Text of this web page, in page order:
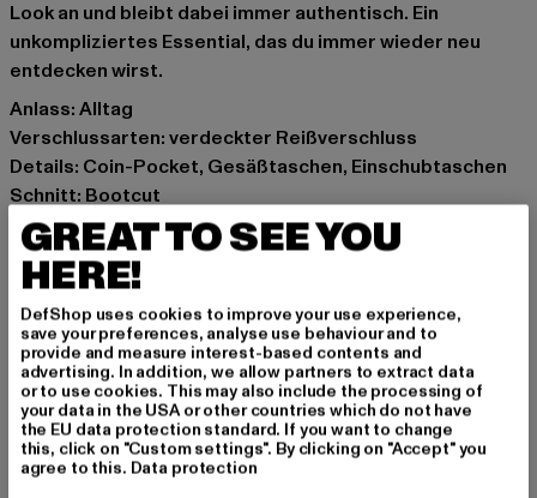
Look an und bleibt dabei immer authentisch. Ein
unkompliziertes Essential, das du immer wieder neu
entdecken wirst.
Anlass: Alltag
Verschlussarten: verdeckter Reißverschluss
Details: Coin-Pocket, Gesäßtaschen, Einschubtaschen
Schnitt: Bootcut
Marke: DEF
Kat.: Bekleidung
Farbe: schwarz
Hersteller Farbe: black
Materialzusammensetzung: 98% Baumwolle, 2%
Elasthan
Art.Nr: DFLJS192-00007
Hersteller: TB International GmbH |info@tbint.de
Dr.-Robert-Murjahn-Straße 7 | 64372 Ober-Ramstadt |
GREAT TO SEE YOU
HERE!
DefShop uses cookies to improve your use experience,
save your preferences, analyse use behaviour and to
provide and measure interest-based contents and
advertising. In addition, we allow partners to extract data
or to use cookies. This may also include the processing of
your data in the USA or other countries which do not have
the EU data protection standard. If you want to change
this, click on "Custom settings". By clicking on "Accept" you
agree to this. Data protection